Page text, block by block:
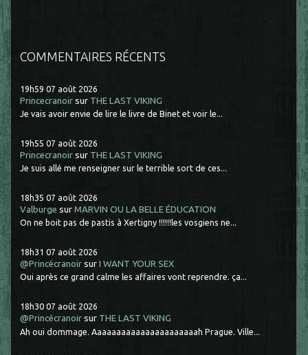
COMMENTAIRES RÉCENTS
19h59 07 août 2026
Princecranoir sur THE LAST VIKING
Je vais avoir envie de lire le livre de Binet et voir le...
19h55 07 août 2026
Princecranoir sur THE LAST VIKING
Je suis allé me renseigner sur le terrible sort de ces...
18h35 07 août 2026
Valburge surMARVIN OU LA BELLE ÉDUCATION
On ne boit pas de pastis à Xertigny !!!!!!les vosgiens ne...
18h31 07 août 2026
@Princécranoir surI WANT YOUR SEX
Oui après ce grand calme les affaires vont reprendre. ça...
18h30 07 août 2026
@Princécranoir sur THE LAST VIKING
Ah oui dommage. Aaaaaaaaaaaaaaaaaaaaaah Prague. Ville...